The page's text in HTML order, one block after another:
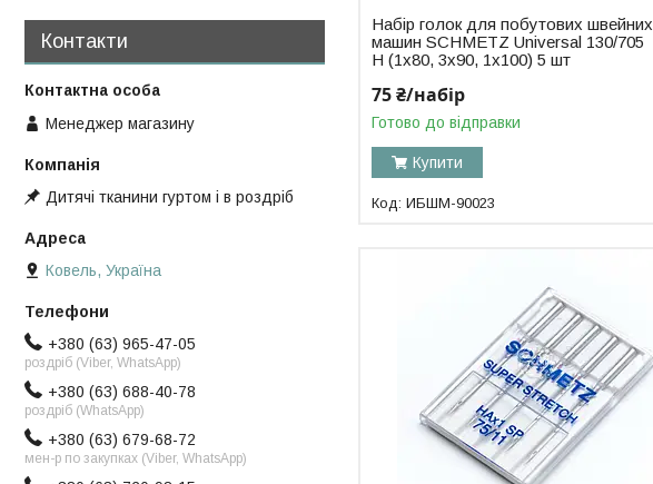
Набір голок для побутових швейних
машин SCHMETZ Universal 130/705
H (1x80, 3x90, 1x100) 5 шт
75 ₴/набір
Готово до відправки
Купити
ИБШМ-90023
Контакти
Менеджер магазину
Дитячі тканини гуртом і в роздріб
Ковель, Україна
+380 (63) 965-47-05
роздріб (Viber, WhatsApp)
+380 (63) 688-40-78
роздріб (WhatsApp)
+380 (63) 679-68-72
мен-р по закупках (Viber, WhatsApp)